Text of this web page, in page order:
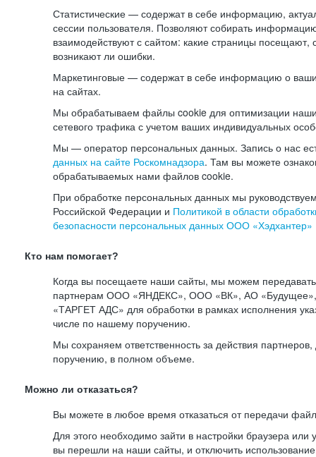
Статистические — содержат в себе информацию,
сессии пользователя. Позволяют собирать
взаимодействуют с сайтом: какие страницы посещают,
возникают ли ошибки.
Маркетинговые — содержат в себе информацию о
на сайтах.
Мы обрабатываем файлы cookie для оптимизации
сетевого трафика с учетом ваших индивидуальных
Мы — оператор персональных данных. Запись о нас
данных на сайте Роскомнадзора. Там вы можете
обрабатываемых нами файлов cookie.
При обработке персональных данных мы
Российской Федерации и Политикой в области
безопасности персональных данных ООО «Хэдхантер»
Кто нам помогает?
Когда вы посещаете наши сайты, мы можем
партнерам ООО «ЯНДЕКС», ООО «ВК», АО
«ТАРГЕТ АДС» для обработки в рамках исполнения
числе по нашему поручению.
Мы сохраняем ответственность за действия
поручению, в полном объеме.
Можно ли отказаться?
Вы можете в любое время отказаться от передачи
Для этого необходимо зайти в настройки браузера или
вы перешли на наши сайты, и отключить